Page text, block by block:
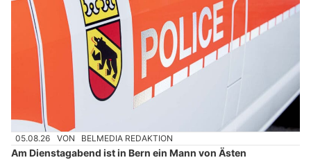
05.08.26 VON BELMEDIA REDAKTION
Am Dienstagabend ist in Bern ein Mann von Ästen